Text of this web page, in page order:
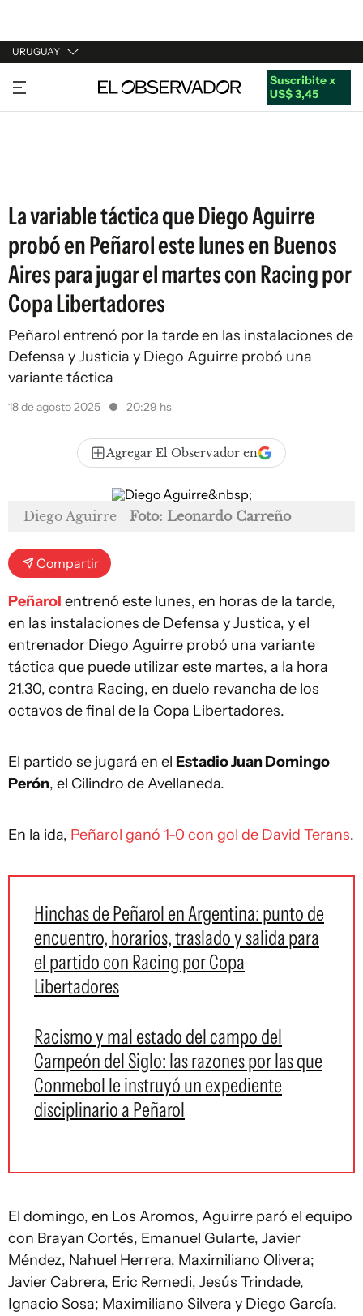
URUGUAY
URUGUAY
ARGENTINA
Suscribite x
US$ 3,45
La variable táctica que Diego Aguirre
probó en Peñarol este lunes en Buenos
Aires para jugar el martes con Racing por
Copa Libertadores
Peñarol entrenó por la tarde en las instalaciones de
Defensa y Justicia y Diego Aguirre probó una
variante táctica
18 de agosto 2025 20:29 hs
Agregar El Observador en
Diego Aguirre Foto: Leonardo Carreño
Compartir
Peñarol entrenó este lunes, en horas de la tarde,
en las instalaciones de Defensa y Justica, y el
entrenador Diego Aguirre probó una variante
táctica que puede utilizar este martes, a la hora
21.30, contra Racing, en duelo revancha de los
octavos de final de la Copa Libertadores.
El partido se jugará en el Estadio Juan Domingo
Perón, el Cilindro de Avellaneda.
En la ida, Peñarol ganó 1-0 con gol de David Terans.
Hinchas de Peñarol en Argentina: punto de
encuentro, horarios, traslado y salida para
el partido con Racing por Copa
Libertadores
Racismo y mal estado del campo del
Campeón del Siglo: las razones por las que
Conmebol le instruyó un expediente
disciplinario a Peñarol
El domingo, en Los Aromos, Aguirre paró el equipo
con Brayan Cortés, Emanuel Gularte, Javier
Méndez, Nahuel Herrera, Maximiliano Olivera;
Javier Cabrera, Eric Remedi, Jesús Trindade,
Ignacio Sosa; Maximiliano Silvera y Diego García.